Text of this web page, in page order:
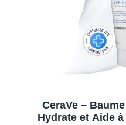
CeraVe –
Hydrate et Aide